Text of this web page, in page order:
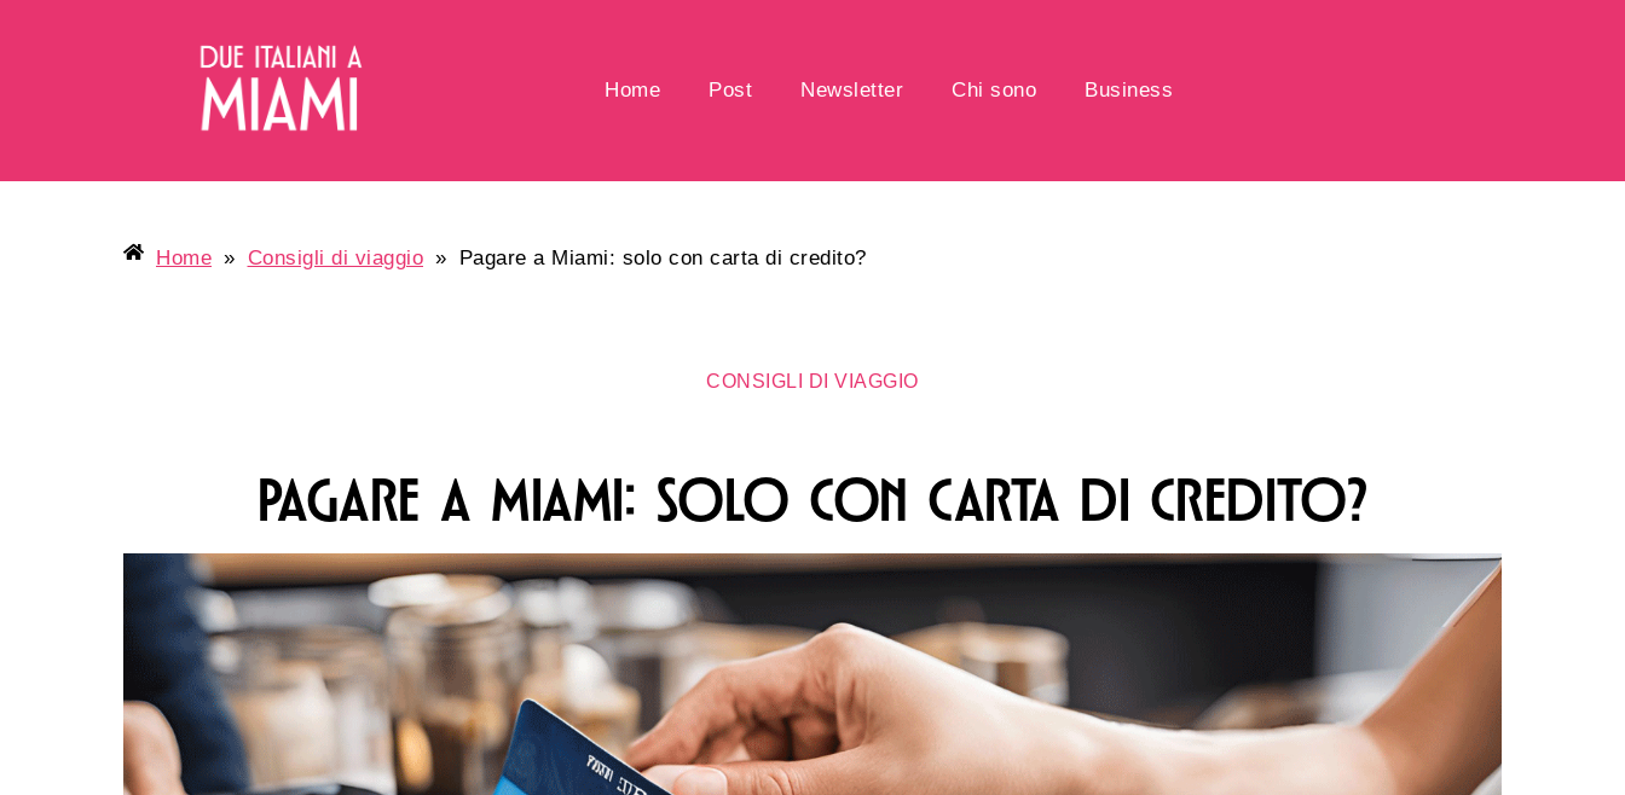
Home Post Newsletter Chi sono Business
Home » Consigli di viaggio » Pagare a Miami: solo con carta di credito?
CONSIGLI DI VIAGGIO
PAGARE A MIAMI: SOLO CON CARTA DI CREDITO?